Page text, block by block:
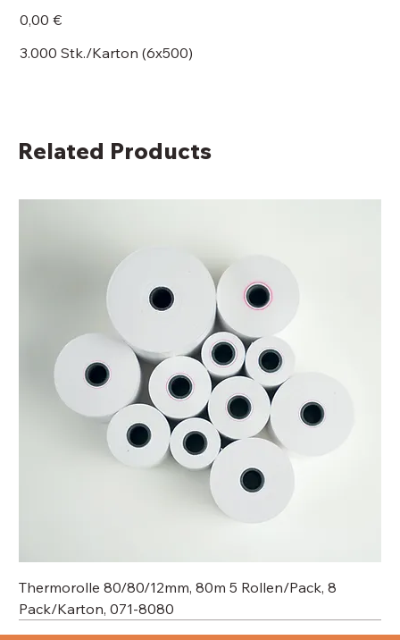
Price
0,00 €
3.000 Stk./Karton (6x500)
Related Products
Thermorolle 80/80/12mm, 80m 5 Rollen/Pack, 8
Pack/Karton, 071-8080